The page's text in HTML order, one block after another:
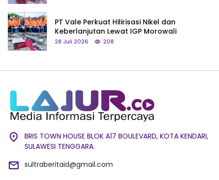
PT Vale Perkuat Hilirisasi Nikel dan
Keberlanjutan Lewat IGP Morowali
28 Juli 2026 208
BRIS TOWN HOUSE BLOK A17 BOULEVARD, KOTA KENDARI,
SULAWESI TENGGARA.
sultraberitaid@gmail.com